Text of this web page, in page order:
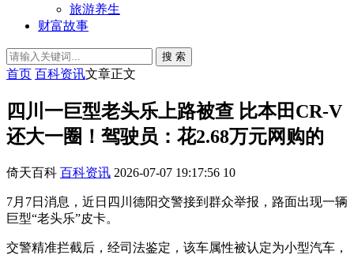
旅游养生
财富故事
搜 索
首页 百科资讯文章正文
四川一巨型老头乐上路被查 比本田CR-V
还大一圈！驾驶员：花2.68万元网购的
倚天百科 百科资讯 2026-07-07 19:17:56 10
7月7日消息，近日四川德阳交警接到群众举报，路面出现一辆
巨型“老头乐”皮卡。
交警精准拦截后，经司法鉴定，该车属性被认定为小型汽车，